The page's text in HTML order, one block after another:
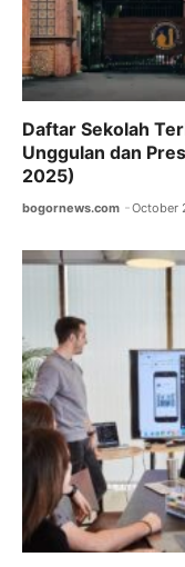
Daftar Sekolah
Unggulan dan
2025)
bogornews.com October